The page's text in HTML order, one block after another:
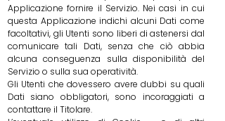
Applicazione fornire il Servizio. Nei casi in cui
questa Applicazione indichi alcuni Dati come
facoltativi, gli Utenti sono liberi di astenersi dal
comunicare tali Dati, senza che ciò abbia
alcuna conseguenza sulla disponibilità del
Servizio o sulla sua operatività.
Gli Utenti che dovessero avere dubbi su quali
Dati siano obbligatori, sono incoraggiati a
contattare il Titolare.